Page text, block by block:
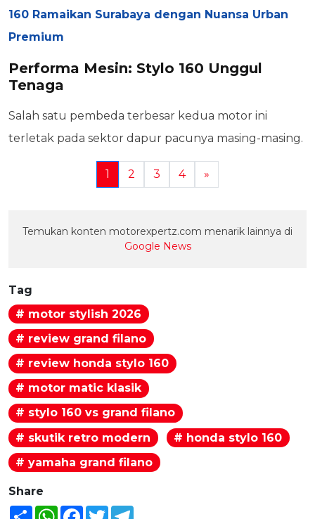
160 Ramaikan Surabaya dengan Nuansa Urban
Premium
Performa Mesin: Stylo 160 Unggul
Tenaga
Salah satu pembeda terbesar kedua motor ini
terletak pada sektor dapur pacunya masing-masing.
1 2 3 4 »
Temukan konten motorexpertz.com menarik lainnya di
Google News
Tag
# motor stylish 2026
# review grand filano
# review honda stylo 160
# motor matic klasik
# stylo 160 vs grand filano
# skutik retro modern
# honda stylo 160
# yamaha grand filano
Share
Share WhatsAppFacebook
Twitter